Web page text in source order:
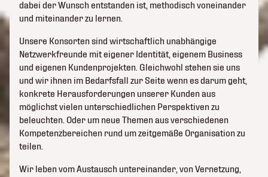
dabei der Wunsch entstanden ist, methodisch voneinander
und miteinander zu lernen.
Unsere Konsorten sind wirtschaftlich unabhängige
Netzwerkfreunde mit eigener Identität, eigenem Business
und eigenen Kundenprojekten. Gleichwohl stehen sie uns
und wir ihnen im Bedarfsfall zur Seite wenn es darum geht,
konkrete Herausforderungen unserer Kunden aus
möglichst vielen unterschiedlichen Perspektiven zu
beleuchten. Oder um neue Themen aus verschiedenen
Kompetenzbereichen rund um zeitgemäße Organisation zu
teilen.
Wir leben vom Austausch untereinander, von Vernetzung,